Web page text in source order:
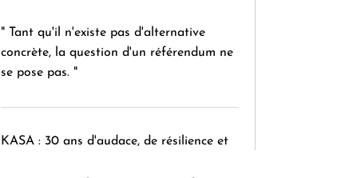
" Tant qu'il n'existe pas d'alternative
concrète, la question d'un référendum ne
se pose pas. "
KASA : 30 ans d'audace, de résilience et